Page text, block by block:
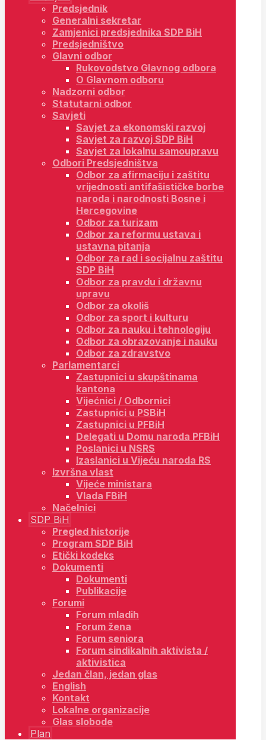
Predsjednik
Generalni sekretar
Zamjenici predsjednika SDP BiH
Predsjedništvo
Glavni odbor
Rukovodstvo Glavnog odbora
O Glavnom odboru
Nadzorni odbor
Statutarni odbor
Savjeti
Savjet za ekonomski razvoj
Savjet za razvoj SDP BiH
Savjet za lokalnu samoupravu
Odbori Predsjedništva
Odbor za afirmaciju i zaštitu
vrijednosti antifašističke borbe
naroda i narodnosti Bosne i
Hercegovine
Odbor za turizam
Odbor za reformu ustava i
ustavna pitanja
Odbor za rad i socijalnu zaštitu
SDP BiH
Odbor za pravdu i državnu
upravu
Odbor za okoliš
Odbor za sport i kulturu
Odbor za nauku i tehnologiju
Odbor za obrazovanje i nauku
Odbor za zdravstvo
Parlamentarci
Zastupnici u skupštinama
kantona
Vijećnici / Odbornici
Zastupnici u PSBiH
Zastupnici u PFBiH
Delegati u Domu naroda PFBiH
Poslanici u NSRS
Izaslanici u Vijeću naroda RS
Izvršna vlast
Vijeće ministara
Vlada FBiH
Načelnici
SDP BiH
Pregled historije
Program SDP BiH
Etički kodeks
Dokumenti
Dokumenti
Publikacije
Forumi
Forum mladih
Forum žena
Forum seniora
Forum sindikalnih aktivista /
aktivistica
Jedan član, jedan glas
English
Kontakt
Lokalne organizacije
Glas slobode
Plan